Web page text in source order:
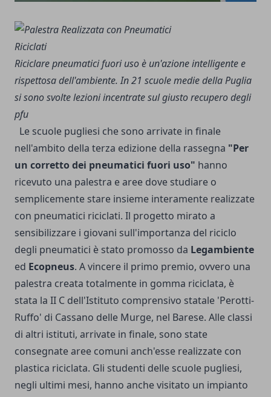
Riciclare pneumatici fuori uso è un'azione intelligente e
rispettosa dell'ambiente. In 21 scuole medie della Puglia
si sono svolte lezioni incentrate sul giusto recupero degli
pfu
Le scuole pugliesi che sono arrivate in finale
nell'ambito della terza edizione della rassegna "Per
un corretto dei pneumatici fuori uso" hanno
ricevuto una palestra e aree dove studiare o
semplicemente stare insieme interamente realizzate
con pneumatici riciclati. Il progetto mirato a
sensibilizzare i giovani sull'importanza del riciclo
degli pneumatici è stato promosso da Legambiente
ed Ecopneus. A vincere il primo premio, ovvero una
palestra creata totalmente in gomma riciclata, è
stata la II C dell'Istituto comprensivo statale 'Perotti-
Ruffo' di Cassano delle Murge, nel Barese. Alle classi
di altri istituti, arrivate in finale, sono state
consegnate aree comuni anch'esse realizzate con
plastica riciclata. Gli studenti delle scuole pugliesi,
negli ultimi mesi, hanno anche visitato un impianto